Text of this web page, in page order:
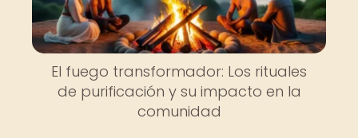
El fuego transformador: Los rituales
de purificación y su impacto en la
comunidad